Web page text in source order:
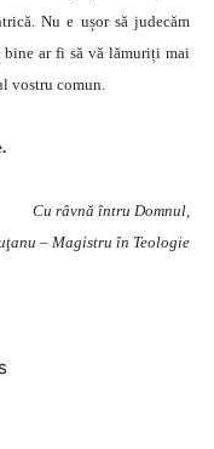
Nu e ușor să judecăm
bine ar fi să vă lămuriți mai
vostru comun.
Cu râvnă întru Domnul,
– Magistru în Teologie